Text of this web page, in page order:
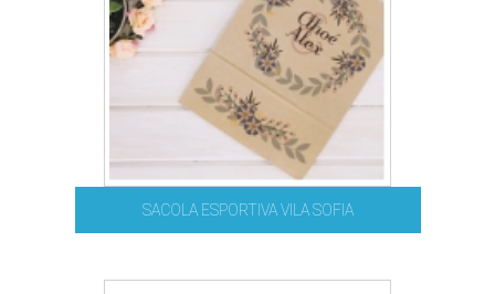
SACOLA ESPORTIVA VILA SOFIA